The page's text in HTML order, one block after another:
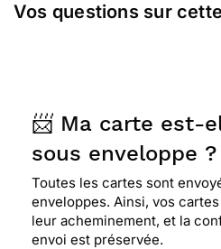
⭐⭐⭐⭐
Le 21/07/2015 :
de fraicheur et d'eau.
⭐⭐⭐⭐ Le 19/01/2015 :
Vos questions sur
📨 Ma carte est-
sous enveloppe ?
Toutes les cartes sont
enveloppes. Ainsi, vos
leur acheminement, et la
envoi est préservée.